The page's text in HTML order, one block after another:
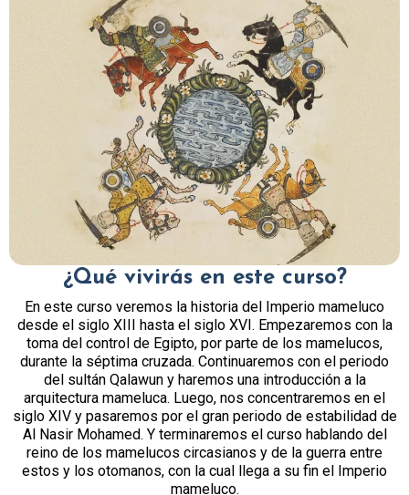
¿Qué vivirás en este curso?
En este curso veremos la historia del Imperio mameluco
desde el siglo XIII hasta el siglo XVI. Empezaremos con la
toma del control de Egipto, por parte de los mamelucos,
durante la séptima cruzada. Continuaremos con el periodo
del sultán Qalawun y haremos una introducción a la
arquitectura mameluca. Luego, nos concentraremos en el
siglo XIV y pasaremos por el gran periodo de estabilidad de
Al Nasir Mohamed. Y terminaremos el curso hablando del
reino de los mamelucos circasianos y de la guerra entre
estos y los otomanos, con la cual llega a su fin el Imperio
mameluco.